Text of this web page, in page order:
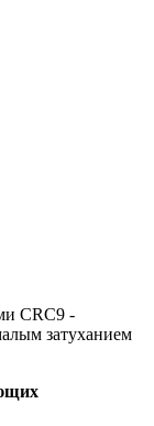
CRC9 -
затуханием